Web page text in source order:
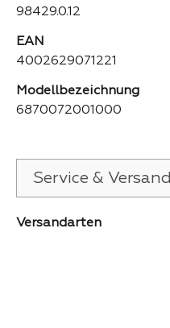
98429.0.12
EAN
4002629071221
Modellbezeichnung
6870072001000
Service & Versand
Versandarten